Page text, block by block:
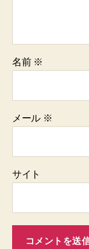
名前 ※
メール ※
サイト